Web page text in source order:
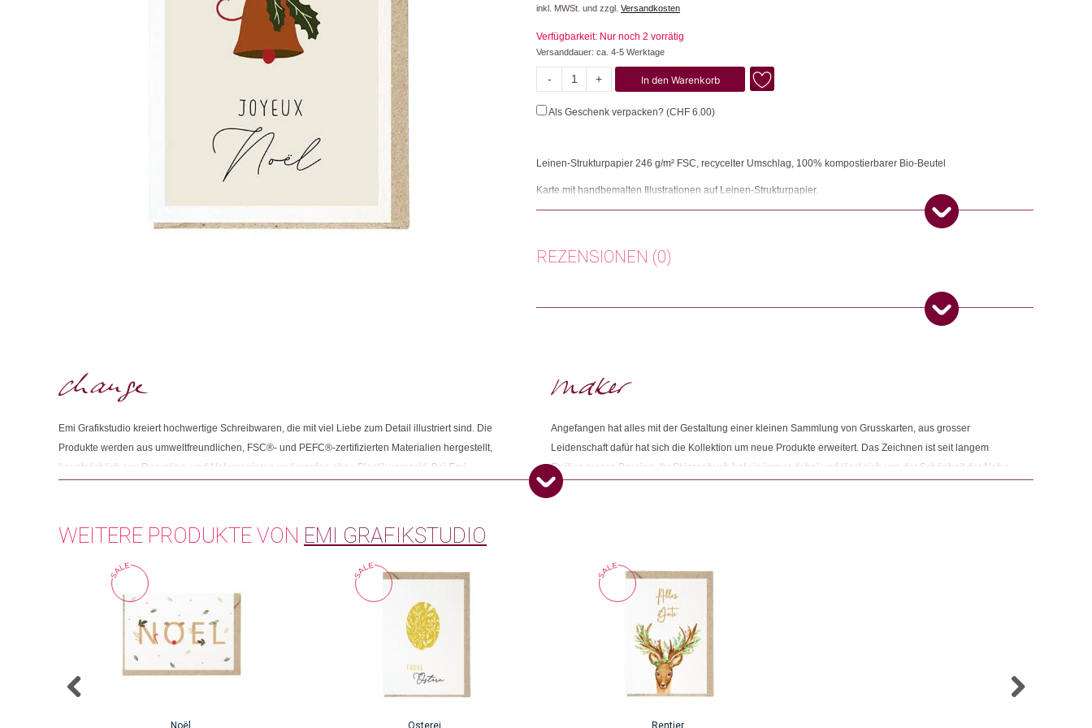
CHF 7.90CHF 3.95.
inkl. MWSt. und zzgl. Versandkosten
Verfügbarkeit: Nur noch 2 vorrätig
Versanddauer: ca. 4-5 Werktage
-
Menge
+ In den Warenkorb
Als Geschenk verpacken? (CHF 6.00)
Leinen-Strukturpapier 246 g/m² FSC, recycelter Umschlag, 100% kompostierbarer Bio-Beutel
Karte mit handbemalten Illustrationen auf Leinen-Strukturpapier.
Papeterie & Büro
Dieses Produkt weiterempfehlen:
REZENSIONEN (0)
Emi Grafikstudio kreiert hochwertige Schreibwaren, die mit viel Liebe zum Detail illustriert sind. Die
Produkte werden aus umweltfreundlichen, FSC®- und PEFC®-zertifizierten Materialien hergestellt,
hauptsächlich aus Recycling- und Naturpapieren und werden ohne Plastik verpackt. Bei Emi
Angefangen hat alles mit der Gestaltung einer kleinen Sammlung von Grusskarten, aus grosser
Leidenschaft dafür hat sich die Kollektion um neue Produkte erweitert. Das Zeichnen ist seit langem
Emilias grosse Passion. Ihr Skizzenbuch hat sie immer dabei und lässt sich von der Schönheit der Natur
inspirieren. Sie liebt es, die verschiedenen Anlässe im Leben zu feiern. Einem geliebten Menschen eine
WEITERE PRODUKTE VON EMI GRAFIKSTUDIO
Noël Osterei Rentier